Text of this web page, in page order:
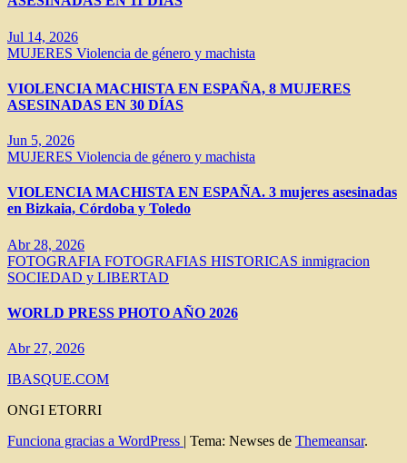
Jul 14, 2026
MUJERES Violencia de género y machista
VIOLENCIA MACHISTA EN ESPAÑA, 8 MUJERES
ASESINADAS EN 30 DÍAS
Jun 5, 2026
MUJERES Violencia de género y machista
VIOLENCIA MACHISTA EN ESPAÑA. 3 mujeres asesinadas
en Bizkaia, Córdoba y Toledo
Abr 28, 2026
FOTOGRAFIA FOTOGRAFIAS HISTORICAS inmigracion
SOCIEDAD y LIBERTAD
WORLD PRESS PHOTO AÑO 2026
Abr 27, 2026
IBASQUE.COM
ONGI ETORRI
Funciona gracias a WordPress | Tema: Newses de Themeansar.